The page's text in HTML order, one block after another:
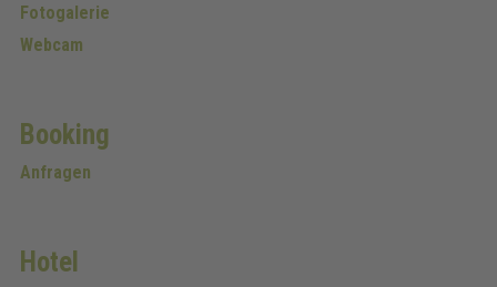
Fotogalerie
Webcam
Booking
Anfragen
Hotel